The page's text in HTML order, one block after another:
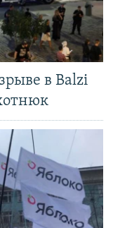
в Balzi